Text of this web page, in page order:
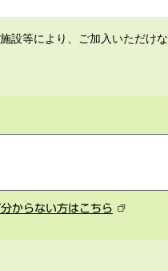
設等により、ご加入いただけな
からない方はこちら